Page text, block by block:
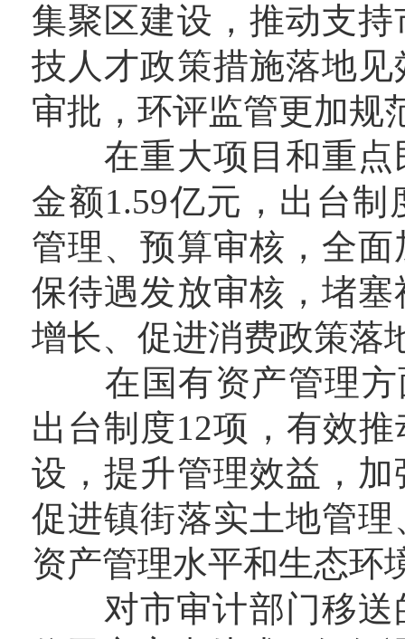
集聚区建设，推动支
技人才政策措施落地
审批，环评监管更加规
在重大项目和重点
金额1.59亿元，出台
管理、预算审核，全
保待遇发放审核，堵
增长、促进消费政策落
在国有资产管理方
出台制度12项，有效
设，提升管理效益，
促进镇街落实土地管
资产管理水平和生态环
对市审计部门移送